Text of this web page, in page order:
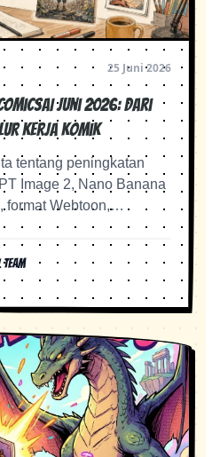
25 Juni 2026
Juni 2026: Dari
Kerja Komik
tentang peningkatan
Image 2, Nano Banana
format Webtoon,
dan rencana kreator